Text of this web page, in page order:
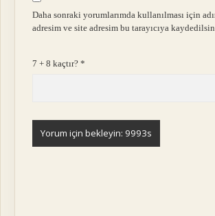
Daha sonraki yorumlarımda kullanılması için
adresim ve site adresim bu tarayıcıya
7 + 8 kaçtır?*